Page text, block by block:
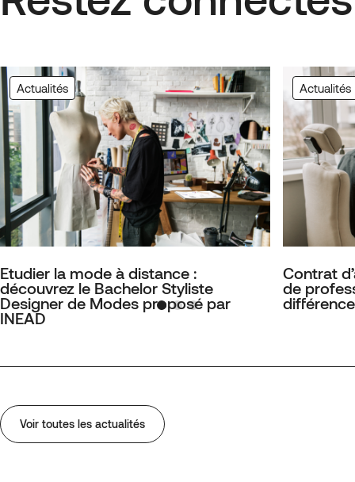
Etudier la mode à distance :
découvrez le Bachelor Styliste
Designer de Modes proposé par
INEAD
Actualités
Contrat
de
Actualités
Voir toutes les actualités